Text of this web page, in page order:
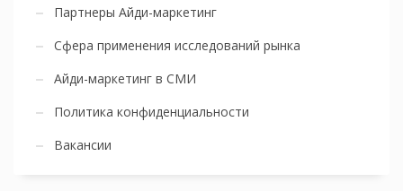
Партнеры Айди-маркетинг
Сфера применения исследований рынка
Айди-маркетинг в СМИ
Политика конфиденциальности
Вакансии